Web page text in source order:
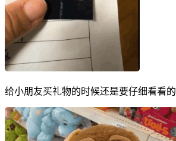
给小朋友买礼物的时候还是要仔细看看的